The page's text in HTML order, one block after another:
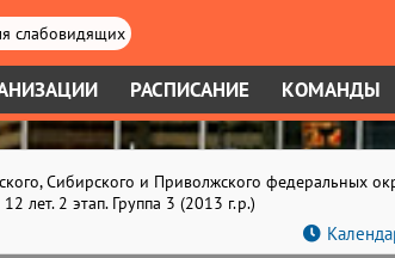
слабовидящих
РАСПИСАНИЕ КОМАНДЫ
Сибирского и Приволжского федеральных
лет. 2 этап. Группа 3 (2013 г.р.)